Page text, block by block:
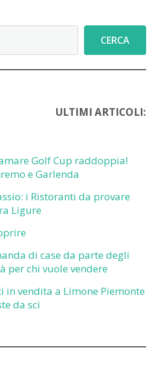
CERCA
ULTIMI ARTICOLI:
Golf Cup raddoppia!
e Garlenda
i Ristoranti da provare
Ligure
di case da parte degli
per chi vuole vendere
in vendita a Limone Piemonte
da sci